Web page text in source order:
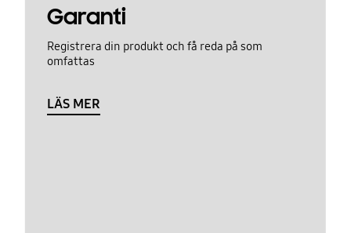
Garanti
Registrera din produkt och få reda på som
omfattas
LÄS MER